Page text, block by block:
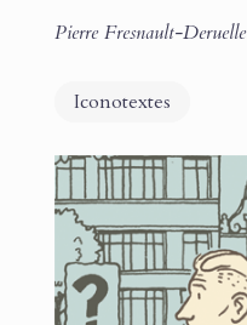
Pierre Fresnault-Deruelle
Iconotextes